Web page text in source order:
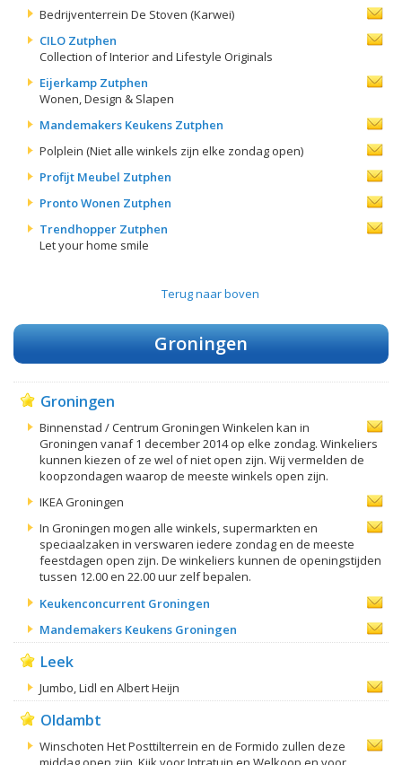
Bedrijventerrein De Stoven (Karwei)
CILO Zutphen
Collection of Interior and Lifestyle Originals
Eijerkamp Zutphen
Wonen, Design & Slapen
Mandemakers Keukens Zutphen
Polplein (Niet alle winkels zijn elke zondag open)
Profijt Meubel Zutphen
Pronto Wonen Zutphen
Trendhopper Zutphen
Let your home smile
Terug naar boven
Groningen
Groningen
Binnenstad / Centrum Groningen Winkelen kan in
Groningen vanaf 1 december 2014 op elke zondag. Winkeliers
kunnen kiezen of ze wel of niet open zijn. Wij vermelden de
koopzondagen waarop de meeste winkels open zijn.
IKEA Groningen
In Groningen mogen alle winkels, supermarkten en
speciaalzaken in verswaren iedere zondag en de meeste
feestdagen open zijn. De winkeliers kunnen de openingstijden
tussen 12.00 en 22.00 uur zelf bepalen.
Keukenconcurrent Groningen
Mandemakers Keukens Groningen
Leek
Jumbo, Lidl en Albert Heijn
Oldambt
Winschoten Het Posttilterrein en de Formido zullen deze